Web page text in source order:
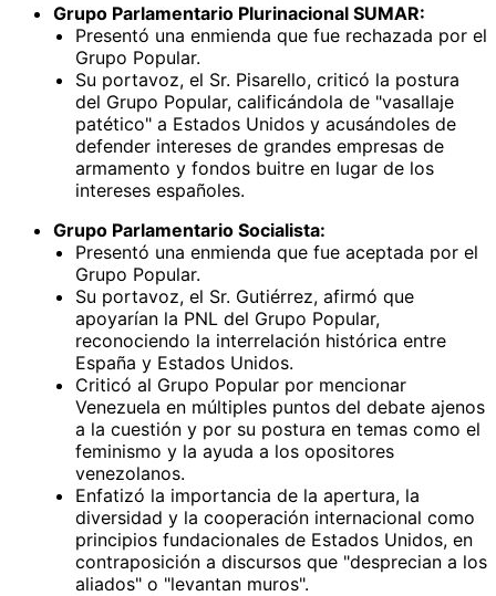
Grupo Parlamentario Plurinacional SUMAR:
Presentó una enmienda que fue rechazada por el
Grupo Popular.
Su portavoz, el Sr. Pisarello, criticó la postura
del Grupo Popular, calificándola de "vasallaje
patético" a Estados Unidos y acusándoles de
defender intereses de grandes empresas de
armamento y fondos buitre en lugar de los
intereses españoles.
Grupo Parlamentario Socialista:
Presentó una enmienda que fue aceptada por el
Grupo Popular.
Su portavoz, el Sr. Gutiérrez, afirmó que
apoyarían la PNL del Grupo Popular,
reconociendo la interrelación histórica entre
España y Estados Unidos.
Criticó al Grupo Popular por mencionar
Venezuela en múltiples puntos del debate ajenos
a la cuestión y por su postura en temas como el
feminismo y la ayuda a los opositores
venezolanos.
Enfatizó la importancia de la apertura, la
diversidad y la cooperación internacional como
principios fundacionales de Estados Unidos, en
contraposición a discursos que "desprecian a los
aliados" o "levantan muros".